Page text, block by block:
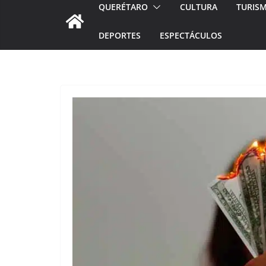
QUERÉTARO CULTURA
DEPORTES ESPECTÁCULOS